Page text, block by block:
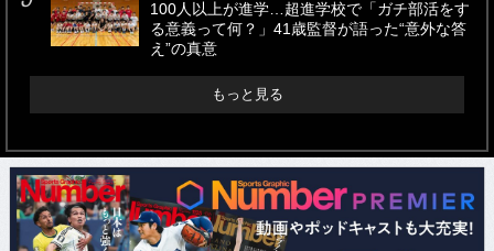
100人以上が進学…超進学校で「ガチ部活をす
る意義って何？」41歳監督が語った“意外な答
え”の真意
もっと見る